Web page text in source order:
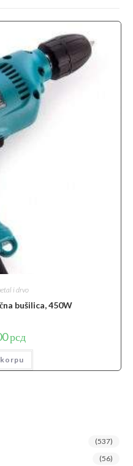
i drvo
bušilica, 450W
рсд
(537)
(56)